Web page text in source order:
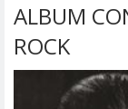
ALBUM
ROCK